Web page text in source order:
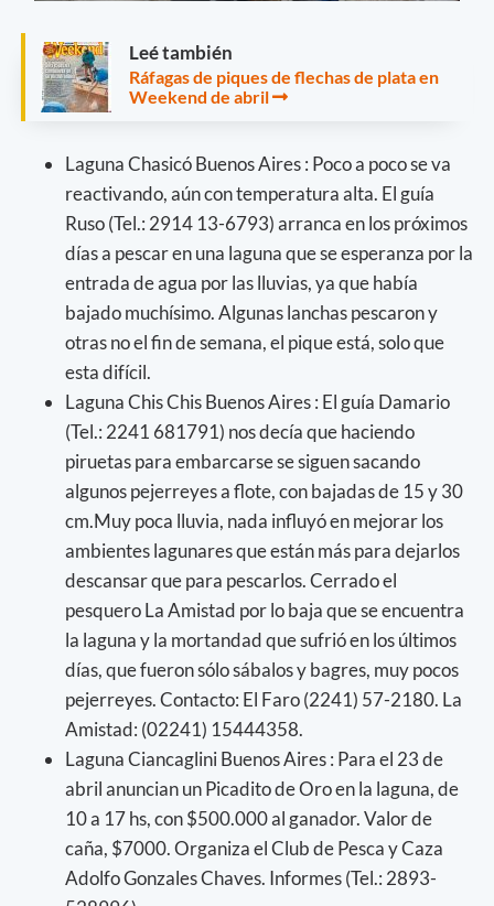
Leé también
Ráfagas de piques de flechas de plata en
Weekend de abril
Laguna Chasicó Buenos Aires : Poco a poco se va
reactivando, aún con temperatura alta. El guía
Ruso (Tel.: 2914 13-6793) arranca en los próximos
días a pescar en una laguna que se esperanza por la
entrada de agua por las lluvias, ya que había
bajado muchísimo. Algunas lanchas pescaron y
otras no el fin de semana, el pique está, solo que
esta difícil.
Laguna Chis Chis Buenos Aires : El guía Damario
(Tel.: 2241 681791) nos decía que haciendo
piruetas para embarcarse se siguen sacando
algunos pejerreyes a flote, con bajadas de 15 y 30
cm.Muy poca lluvia, nada influyó en mejorar los
ambientes lagunares que están más para dejarlos
descansar que para pescarlos. Cerrado el
pesquero La Amistad por lo baja que se encuentra
la laguna y la mortandad que sufrió en los últimos
días, que fueron sólo sábalos y bagres, muy pocos
pejerreyes. Contacto: El Faro (2241) 57-2180. La
Amistad: (02241) 15444358.
Laguna Ciancaglini Buenos Aires : Para el 23 de
abril anuncian un Picadito de Oro en la laguna, de
10 a 17 hs, con $500.000 al ganador. Valor de
caña, $7000. Organiza el Club de Pesca y Caza
Adolfo Gonzales Chaves. Informes (Tel.: 2893-